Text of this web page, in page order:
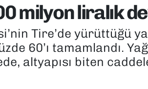
milyon liralık
Tire’de yürüttüğü
60’ı tamamlandı.
altyapısı biten